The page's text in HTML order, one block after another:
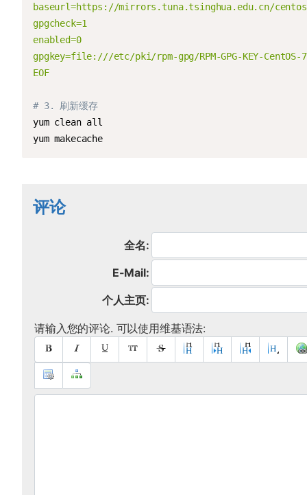
baseurl=https://mirrors.tuna.tsinghua.edu.cn/
gpgcheck=1
enabled=0
gpgkey=file:///etc/pki/rpm-gpg/RPM-GPG-KEY-CentOS-7
EOF
# 3. 刷新缓存
yum clean all
yum makecache
评论
全名:
E-Mail:
个人主页:
请输入您的评论. 可以使用维基语法: